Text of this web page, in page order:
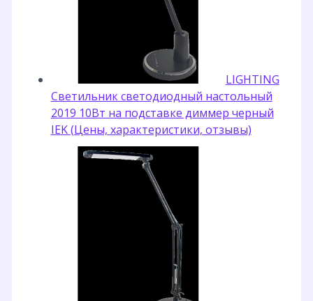
LIGHTING
Светильник светодиодный настольный
2019 10Вт на подставке диммер черный
IEK (Цены, характеристики, отзывы)